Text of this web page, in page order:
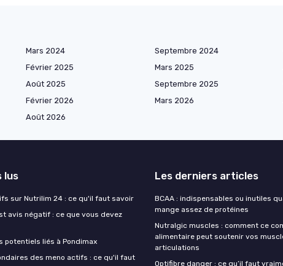
Mars 2024 Septembre 2024
Février 2025 Mars 2025
Août 2025 Septembre 2025
Février 2026 Mars 2026
Août 2026
lus
sur Nutrilim 24 : ce qu'il faut savoir
avis négatif : ce que vous devez
potentiels liés à Pondimax
des meno actifs : ce qu'il faut
Les derniers articles
BCAA : indispensables ou inutiles
mange assez de protéines
Nutralgic muscles : comment ce
alimentaire peut soutenir vos
articulations
Optifibre danger : ce qu’il faut